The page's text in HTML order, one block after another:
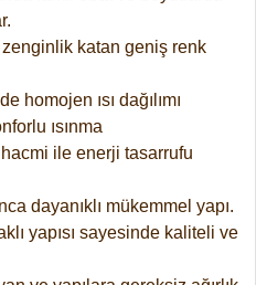
zenginlik katan geniş renk
homojen ısı dağılımı
ısınma
ile enerji tasarrufu
dayanıklı mükemmel yapı.
yapısı sayesinde kaliteli ve